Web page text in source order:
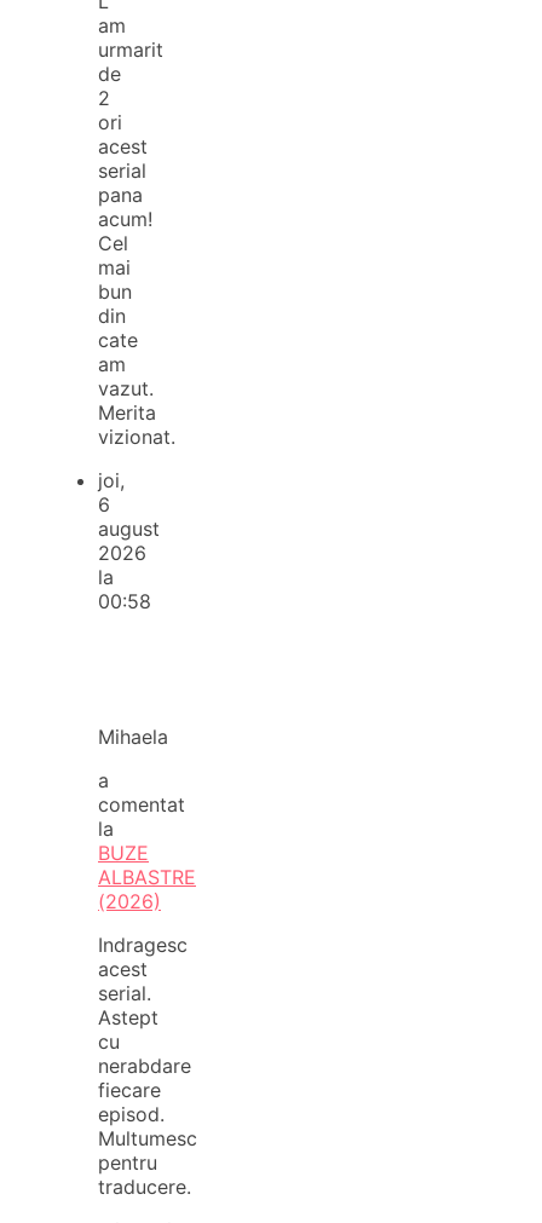
am
urmarit
de
2
ori
acest
serial
pana
acum!
Cel
mai
bun
din
cate
am
vazut.
Merita
vizionat.
joi,
6
august
2026
la
00:58
Mihaela
a
comentat
la
BUZE
ALBASTRE
(2026)
Indragesc
acest
serial.
Astept
cu
nerabdare
fiecare
episod.
Multumesc
pentru
traducere.